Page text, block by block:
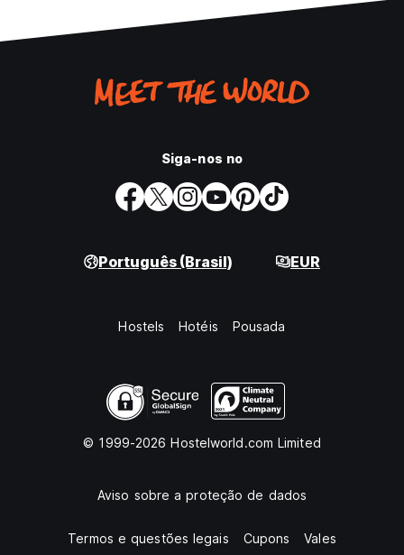
Siga-nos no
Português (Brasil) EUR
Hostels Hotéis Pousada
© 1999-2026 Hostelworld.com Limited
Aviso sobre a proteção de dados
Termos e questões legais Cupons Vales